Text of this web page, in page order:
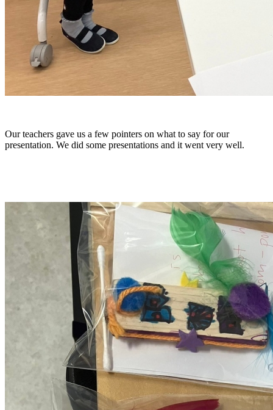
Our teachers gave us a few pointers on what to say for our
presentation. We did some presentations and it went very well.